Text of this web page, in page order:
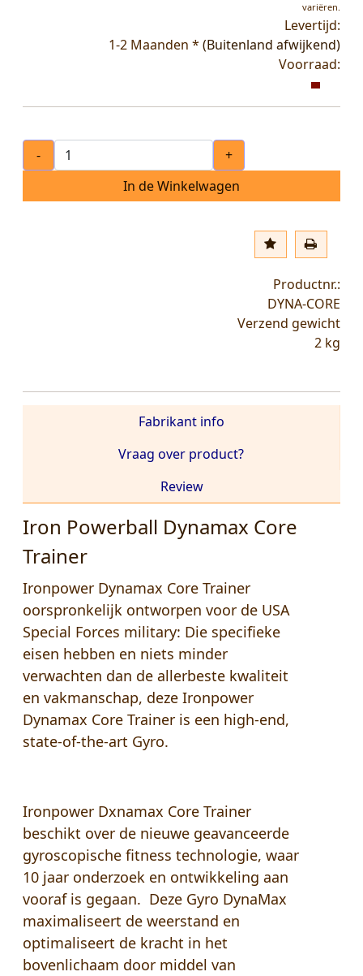
variëren.
Levertijd:
1-2 Maanden * (Buitenland afwijkend)
Voorraad:
-
+
In de Winkelwagen
Productnr.:
DYNA-CORE
Verzend gewicht
2 kg
Iron Powerball Dynamax Core
Trainer
Ironpower Dynamax Core Trainer
oorspronkelijk ontworpen voor de USA
Special Forces military: Die specifieke
eisen hebben en niets minder
verwachten dan de allerbeste kwaliteit
en vakmanschap, deze Ironpower
Dynamax Core Trainer is een high-end,
state-of-the-art Gyro.
Ironpower Dxnamax Core Trainer
beschikt over de nieuwe geavanceerde
gyroscopische fitness technologie, waar
10 jaar onderzoek en ontwikkeling aan
vooraf is gegaan. Deze Gyro DynaMax
maximaliseert de weerstand en
optimaliseert de kracht in het
bovenlichaam door middel van
Fabrikant info
Vraag over product?
Review